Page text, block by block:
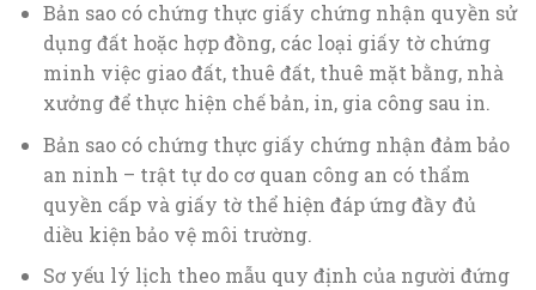
Bản sao có chứng thực giấy chứng nhận quyền sử
dụng đất hoặc hợp đồng, các loại giấy tờ chứng
minh việc giao đất, thuê đất, thuê mặt bằng, nhà
xưởng để thực hiện chế bản, in, gia công sau in.
Bản sao có chứng thực giấy chứng nhận đảm bảo
an ninh – trật tự do cơ quan công an có thẩm
quyền cấp và giấy tờ thể hiện đáp ứng đầy đủ
diều kiện bảo vệ môi trường.
Sơ yếu lý lịch theo mẫu quy định của người đứng